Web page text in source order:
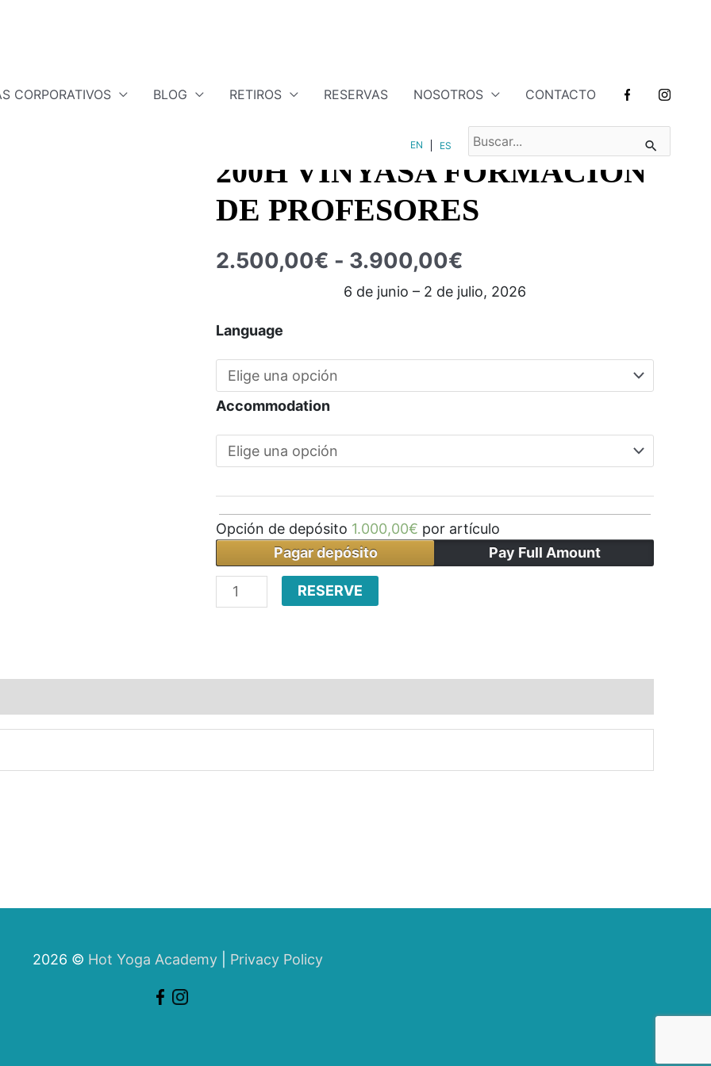
CORPORATIVOS BLOG RETIROS RESERVAS NOSOTROS CONTACTO
EN ES
BUSCAR
POR:
200H VINYASA FORMACIÓN
DE PROFESORES
2.500,00€ - 3.900,00€
Rango
de
precios:
hasta
6 de junio – 2 de julio, 2026
Language
Accommodation
Opción de depósito 1.000,00€ por artículo
Pagar depósito
Pay Full Amount
FORMACIÓN
DE
PROFESORES
RESERVE
2026 © Hot Yoga Academy Privacy Policy